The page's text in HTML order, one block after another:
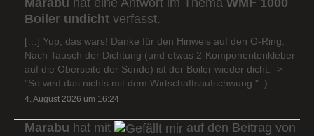
Boiler undicht verfasst.
[…] Yup, das wars! Danke für den Hinweis auf den O-Ring.
Nach Tausch der Dichtung (und etwas 2-Komponentenkleber
auf die Oberseite der Sonde) ist der Boiler wieder dicht. ->
"So wird das nichts mit dem Wirtschaftsaufschwung." :)
4. August 2026 um 16:24
Marabu hat mit
auf den Beitrag von